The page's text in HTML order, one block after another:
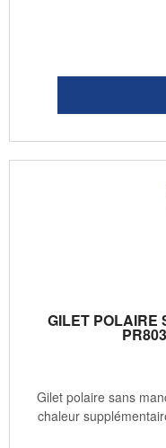
GILET POLAIRE
Gilet polaire sans
chaleur